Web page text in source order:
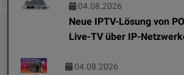
04.08.2026
Neue IPTV-Lösung von
Live-TV über IP-
04.08.2026